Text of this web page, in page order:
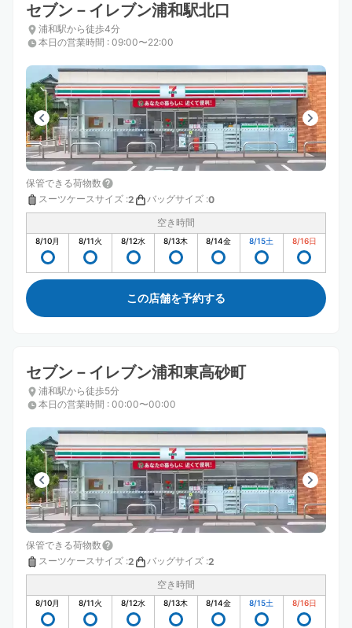
セブン－イレブン浦和駅北口
浦和駅から徒歩4分
本日の営業時間 : 09:00〜22:00
保管できる荷物数
スーツケースサイズ :2 バッグサイズ :0
空き時間
8/10月 8/11火 8/12水 8/13木 8/14金 8/15土 8/16日
この店舗を予約する
セブン－イレブン浦和東高砂町
浦和駅から徒歩5分
本日の営業時間 : 00:00〜00:00
保管できる荷物数
スーツケースサイズ :2 バッグサイズ :2
空き時間
8/10月 8/11火 8/12水 8/13木 8/14金 8/15土 8/16日